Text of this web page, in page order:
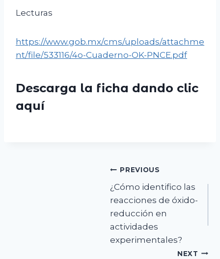
Lecturas
https://www.gob.mx/cms/uploads/attachme
nt/file/533116/4o-Cuaderno-OK-PNCE.pdf
Descarga la ficha dando clic
aquí
PREVIOUS
¿Cómo identifico las
reacciones de óxido-
reducción en
actividades
experimentales?
NEXT